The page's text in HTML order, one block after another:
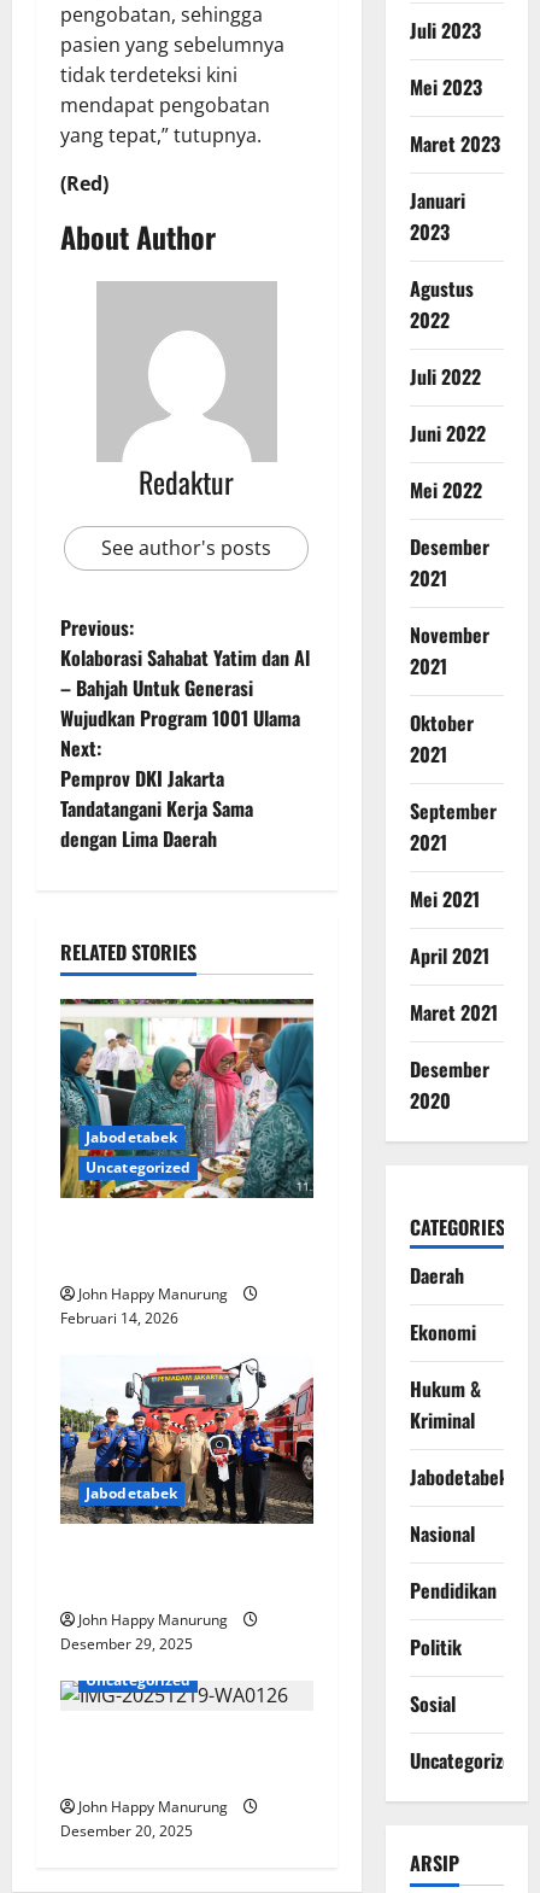
pengobatan, sehingga
pasien yang sebelumnya
tidak terdeteksi kini
mendapat pengobatan
yang tepat,” tutupnya.
(Red)
About Author
Redaktur
See author's posts
Previous:
Kolaborasi Sahabat Yatim dan Al
– Bahjah Untuk Generasi
Wujudkan Program 1001 Ulama
Next:
Pemprov DKI Jakarta
Tandatangani Kerja Sama
dengan Lima Daerah
RELATED STORIES
Jabodetabek
Uncategorized
John Happy Manurung
Februari 14, 2026
Jabodetabek
John Happy Manurung
Desember 29, 2025
Jabodetabek
Uncategorized
John Happy Manurung
Desember 20, 2025
Juli 2023
Mei 2023
Maret 2023
Januari
2023
Agustus
2022
Juli 2022
Juni 2022
Mei 2022
Desember
2021
November
2021
Oktober
2021
September
2021
Mei 2021
April 2021
Maret 2021
Desember
2020
CATEGORIES
Daerah
Ekonomi
Hukum &
Kriminal
Jabodetabek
Nasional
Pendidikan
Politik
Sosial
Uncategorized
ARSIP